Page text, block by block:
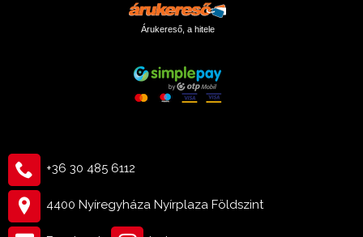
Árukereső, a hitele
+36 30 485 6112
4400 Nyíregyháza Nyírplaza Földszint